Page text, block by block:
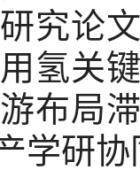
究论
氢关
布局
学研